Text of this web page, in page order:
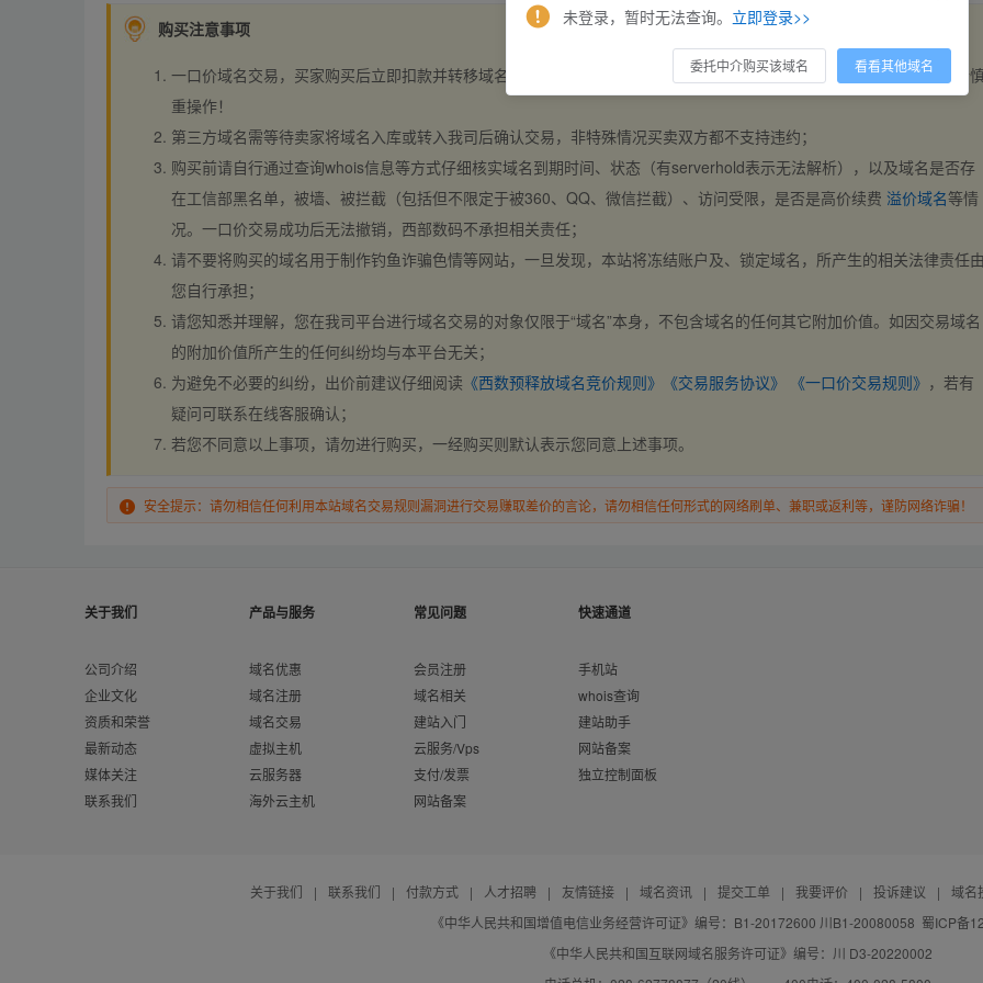
购买注意事项
一口价域名交易，买家购买后立即扣款并转移域名，交易自动完成。买卖双方都不支持违约，一旦出价不支持撤销，请
重操作！
第三方域名需等待卖家将域名入库或转入我司后确认交易，非特殊情况买卖双方都不支持违约；
购买前请自行通过查询whois信息等方式仔细核实域名到期时间、状态（有serverhold表示无法解析），以及域名是否存
在工信部黑名单，被墙、被拦截（包括但不限定于被360、QQ、微信拦截）、访问受限，是否是高价续费 溢价域名等情
况。一口价交易成功后无法撤销，西部数码不承担相关责任；
请不要将购买的域名用于制作钓鱼诈骗色情等网站，一旦发现，本站将冻结账户及、锁定域名，所产生的相关法律责任
您自行承担；
请您知悉并理解，您在我司平台进行域名交易的对象仅限于“域名”本身，不包含域名的任何其它附加价值。如因交易域名
的附加价值所产生的任何纠纷均与本平台无关；
为避免不必要的纠纷，出价前建议仔细阅读 《西数预释放域名竞价规则》 《交易服务协议》 《一口价交易规则》 ，若有
疑问可联系在线客服确认；
若您不同意以上事项，请勿进行购买，一经购买则默认表示您同意上述事项。
安全提示：请勿相信任何利用本站域名交易规则漏洞进行交易赚取差价的言论，请勿相信任何形式的网络刷单、兼职或返利等，谨防网络诈骗！
关于我们
公司介绍
企业文化
资质和荣誉
最新动态
媒体关注
联系我们
产品与服务
域名优惠
域名注册
域名交易
虚拟主机
云服务器
海外云主机
常见问题
会员注册
域名相关
建站入门
云服务/Vps
支付/发票
网站备案
快速通道
手机站
whois查询
建站助手
网站备案
独立控制面板
关于我们 | 联系我们 | 付款方式 | 人才招聘 | 友情链接 | 域名资讯 | 提交工单 | 我要评价 | 投诉建议 |
域名
《中华人民共和国增值电信业务经营许可证》编号：B1-20172600 川B1-20080058 蜀ICP备
《中华人民共和国互联网域名服务许可证》编号：川 D3-20220002
未登录，暂时无法查询。 立即登录>>
委托中介购买该域名 看看其他域名